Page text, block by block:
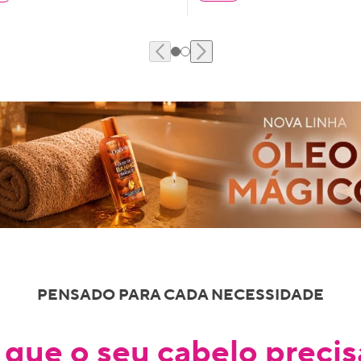
PENSADO PARA CADA NECESSIDADE
o seu cabelo